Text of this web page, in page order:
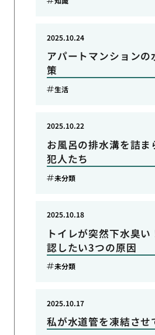
アパートマンションの
策
2025.10.24
生活
お風呂の排水溝を詰ま
犯人たち
2025.10.22
未分類
トイレが突然下水臭
認したい3つの原因
2025.10.18
未分類
私が水道管を凍結させ
2025.10.17